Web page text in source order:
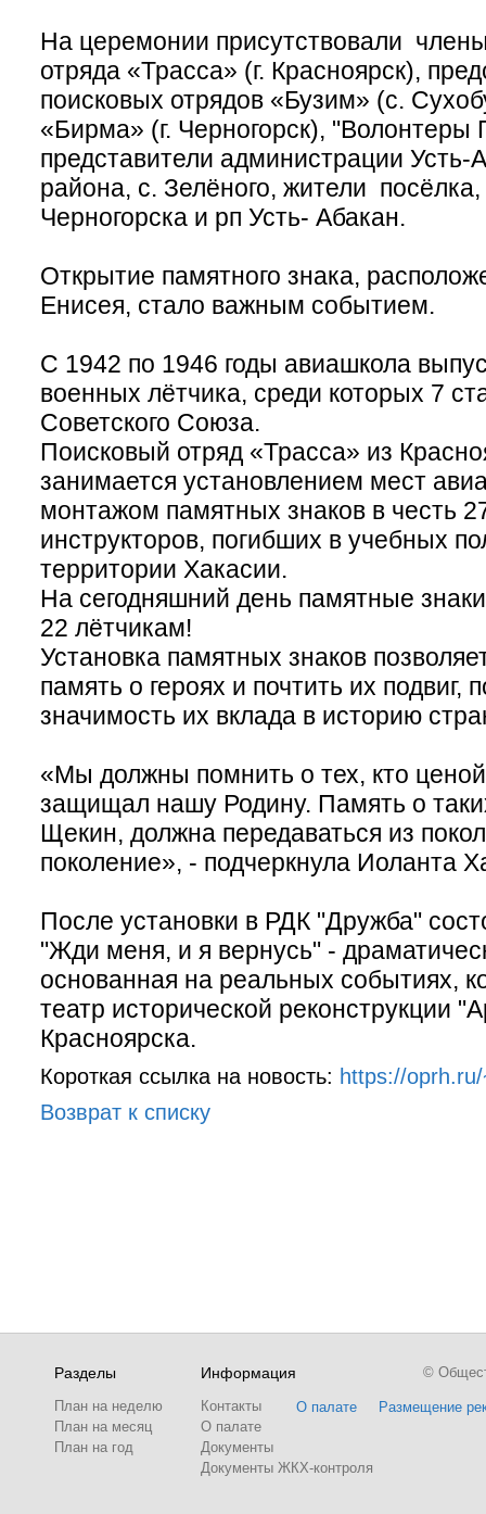
На церемонии присутствовали
отряда «Трасса» (г. Красноярск),
поисковых отрядов «Бузим» (с.
«Бирма» (г. Черногорск), "Волонтеры
представители администрации Усть-
района, с. Зелёного, жители
Черногорска и рп Усть- Абакан.
Открытие памятного знака,
Енисея, стало важным событием.
С 1942 по 1946 годы авиашкола
военных лётчика, среди которых 7
Советского Союза.
Поисковый отряд «Трасса» из
занимается установлением мест
монтажом памятных знаков в честь
инструкторов, погибших в учебных
территории Хакасии.
На сегодняшний день памятные
22 лётчикам!
Установка памятных знаков
память о героях и почтить их подвиг,
значимость их вклада в историю
«Мы должны помнить о тех, кто
защищал нашу Родину. Память о
Щекин, должна передаваться из
поколение», - подчеркнула Иоланта
После установки в РДК "Дружба"
"Жди меня, и я вернусь" -
основанная на реальных событиях,
театр исторической реконструкции
Красноярска.
Короткая ссылка на новость: https://
Возврат к списку
Разделы
План на неделю
План на месяц
План на год
Информация
Контакты
О палате
Документы
Документы ЖКХ-контроля
О палате Размещение
©